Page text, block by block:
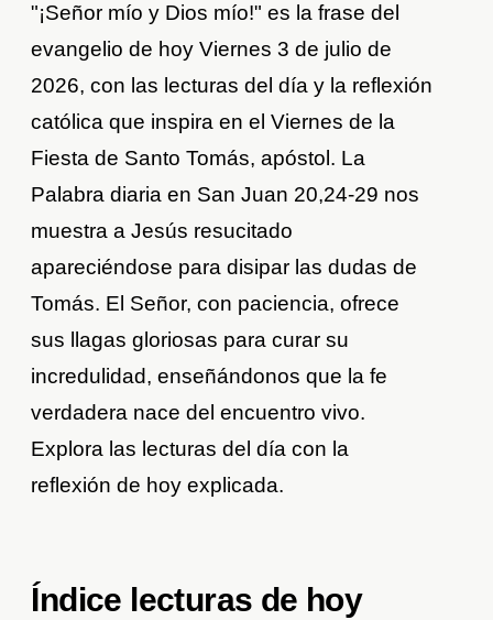
"¡Señor mío y Dios mío!" es la frase del
evangelio de hoy Viernes 3 de julio de
2026, con las lecturas del día y la reflexión
católica que inspira en el Viernes de la
Fiesta de Santo Tomás, apóstol. La
Palabra diaria en San Juan 20,24-29 nos
muestra a Jesús resucitado
apareciéndose para disipar las dudas de
Tomás. El Señor, con paciencia, ofrece
sus llagas gloriosas para curar su
incredulidad, enseñándonos que la fe
verdadera nace del encuentro vivo.
Explora las lecturas del día con la
reflexión de hoy explicada.
Índice lecturas de hoy